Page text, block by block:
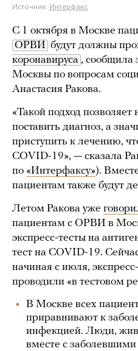
Источник: Интерфакс
С 1 октября в Москве
ОРВИ будут должны
коронавируса , сообщила
Москвы по вопросам
Анастасия Ракова.
«Такой подход
поставить диагноз, а
приступить к лечению,
COVID-19», — сказала
по «Интерфаксу»).
пациентам также будут
Летом Ракова уже
пациентам с ОРВИ в
экспресс-тесты на
тест на COVID-19.
начиная с июля,
проводили «в тестовом
В Москве всех
приравнивают к
инфекцией. Люди,
вместе с